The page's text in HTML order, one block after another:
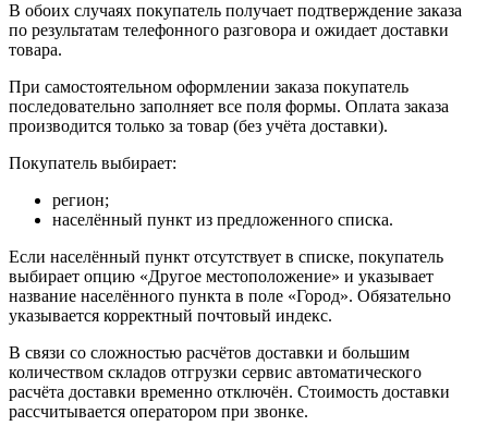
В обоих случаях покупатель получает подтверждение заказа
по результатам телефонного разговора и ожидает доставки
товара.
При самостоятельном оформлении заказа покупатель
последовательно заполняет все поля формы. Оплата заказа
производится только за товар (без учёта доставки).
Покупатель выбирает:
регион;
населённый пункт из предложенного списка.
Если населённый пункт отсутствует в списке, покупатель
выбирает опцию «Другое местоположение» и указывает
название населённого пункта в поле «Город». Обязательно
указывается корректный почтовый индекс.
В связи со сложностью расчётов доставки и большим
количеством складов отгрузки сервис автоматического
расчёта доставки временно отключён. Стоимость доставки
рассчитывается оператором при звонке.